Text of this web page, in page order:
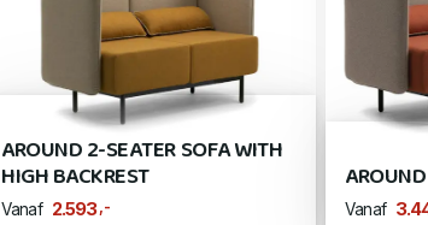
AROUND 2-SEATER SOFA WITH
HIGH BACKREST
Vanaf 2.593,- Vanaf